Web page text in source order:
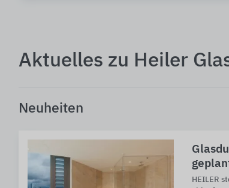
Aktuelles zu Heiler
Neuheiten
HEILER